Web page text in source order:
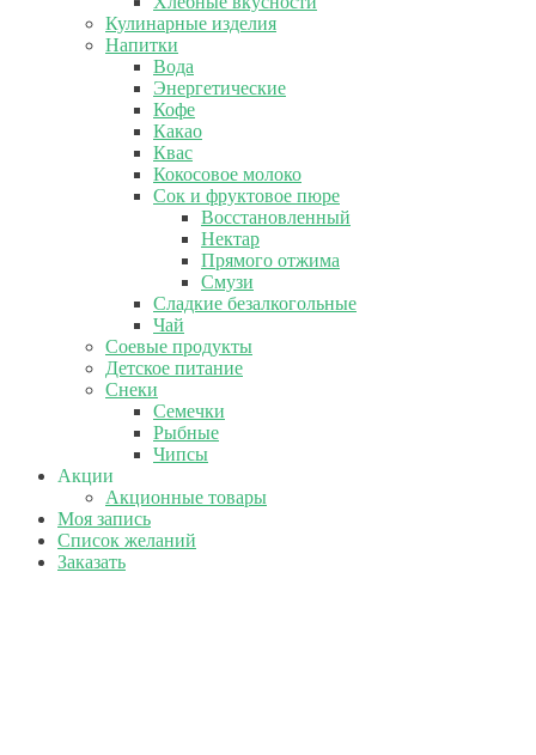
Кулинарные изделия
Напитки
Вода
Энергетические
Кофе
Какао
Квас
Кокосовое молоко
Сок и фруктовое пюре
Восстановленный
Нектар
Прямого отжима
Смузи
Сладкие безалкогольные
Чай
Соевые продукты
Детское питание
Снеки
Семечки
Рыбные
Чипсы
Акции
Акционные товары
Моя запись
Список желаний
Заказать